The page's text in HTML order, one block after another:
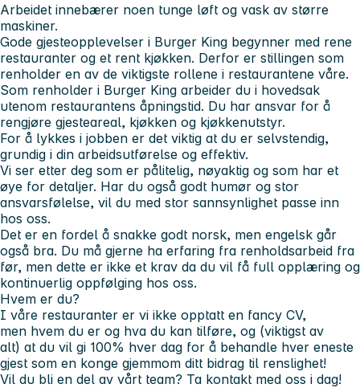
Arbeidet innebærer noen tunge løft og vask av større
maskiner.
Gode gjesteopplevelser i Burger King begynner med rene
restauranter og et rent kjøkken. Derfor er stillingen som
renholder en av de viktigste rollene i restaurantene våre.
Som renholder i Burger King arbeider du i hovedsak
utenom restaurantens åpningstid. Du har ansvar for å
rengjøre gjesteareal, kjøkken og kjøkkenutstyr.
For å lykkes i jobben er det viktig at du er selvstendig,
grundig i din arbeidsutførelse og effektiv.
Vi ser etter deg som er pålitelig, nøyaktig og som har et
øye for detaljer. Har du også godt humør og stor
ansvarsfølelse, vil du med stor sannsynlighet passe inn
hos oss.
Det er en fordel å snakke godt norsk, men engelsk går
også bra. Du må gjerne ha erfaring fra renholdsarbeid fra
før, men dette er ikke et krav da du vil få full opplæring og
kontinuerlig oppfølging hos oss.
Hvem er du?
I våre restauranter er vi ikke opptatt en fancy CV,
men hvem du er og hva du kan tilføre, og (viktigst av
alt) at du vil gi 100% hver dag for å behandle hver eneste
gjest som en konge gjemmom ditt bidrag til renslighet!
Vil du bli en del av vårt team? Ta kontakt med oss i dag!